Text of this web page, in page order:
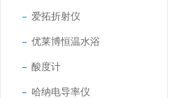
爱拓折射仪
优莱博恒温水浴
酸度计
哈纳电导率仪